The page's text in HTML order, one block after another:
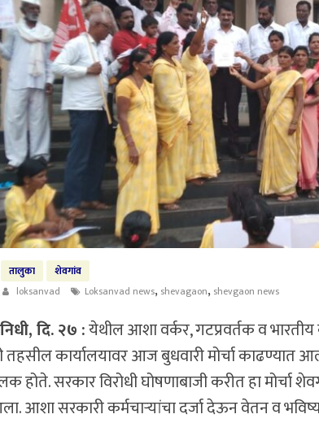
तालुका
शेवगांव
loksanvad Loksanvad news, shevagaon, shevgaon news
दि. २७ :येथील आशा वर्कर, गटप्रवर्तक व भारतीय
तहसील कार्यालयावर आज बुधवारी मोर्चा काढण्यात
होते. सरकार विरोधी घोषणाबाजी करीत हा मोर्चा
आशा सरकारी कर्मचाऱ्यांचा दर्जा देऊन वेतन व भविष्य